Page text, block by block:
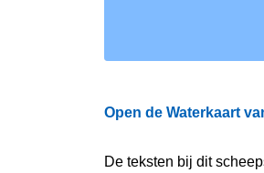
Open de Waterkaart
De teksten bij dit